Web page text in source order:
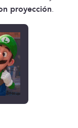
proyección.